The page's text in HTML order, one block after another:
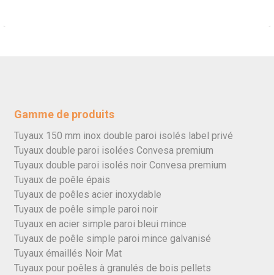
Gamme de produits
Tuyaux 150 mm inox double paroi isolés label privé
Tuyaux double paroi isolées Convesa premium
Tuyaux double paroi isolés noir Convesa premium
Tuyaux de poêle épais
Tuyaux de poêles acier inoxydable
Tuyaux de poêle simple paroi noir
Tuyaux en acier simple paroi bleui mince
Tuyaux de poêle simple paroi mince galvanisé
Tuyaux émaillés Noir Mat
Tuyaux pour poêles à granulés de bois pellets